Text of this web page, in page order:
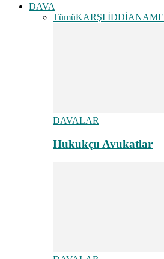
DAVA
TümüKARŞI İDDİANAME
DAVALAR
Hukukçu Avukatlar